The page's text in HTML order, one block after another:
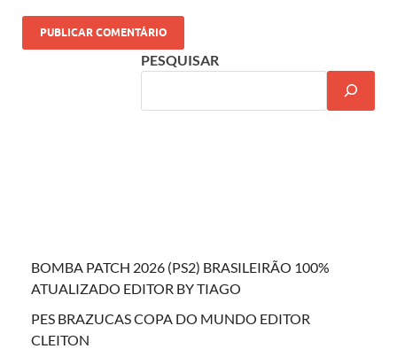
PESQUISAR
BOMBA PATCH 2026 (PS2) BRASILEIRÃO 100%
ATUALIZADO EDITOR BY TIAGO
PES BRAZUCAS COPA DO MUNDO EDITOR
CLEITON